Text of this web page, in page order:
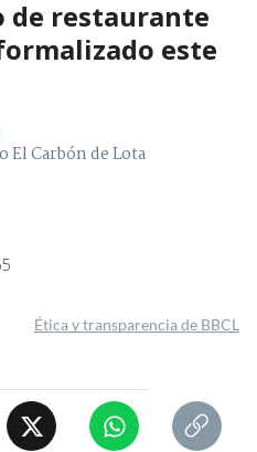
de restaurante
este
El Carbón de Lota
Ética y transparencia de BBCL